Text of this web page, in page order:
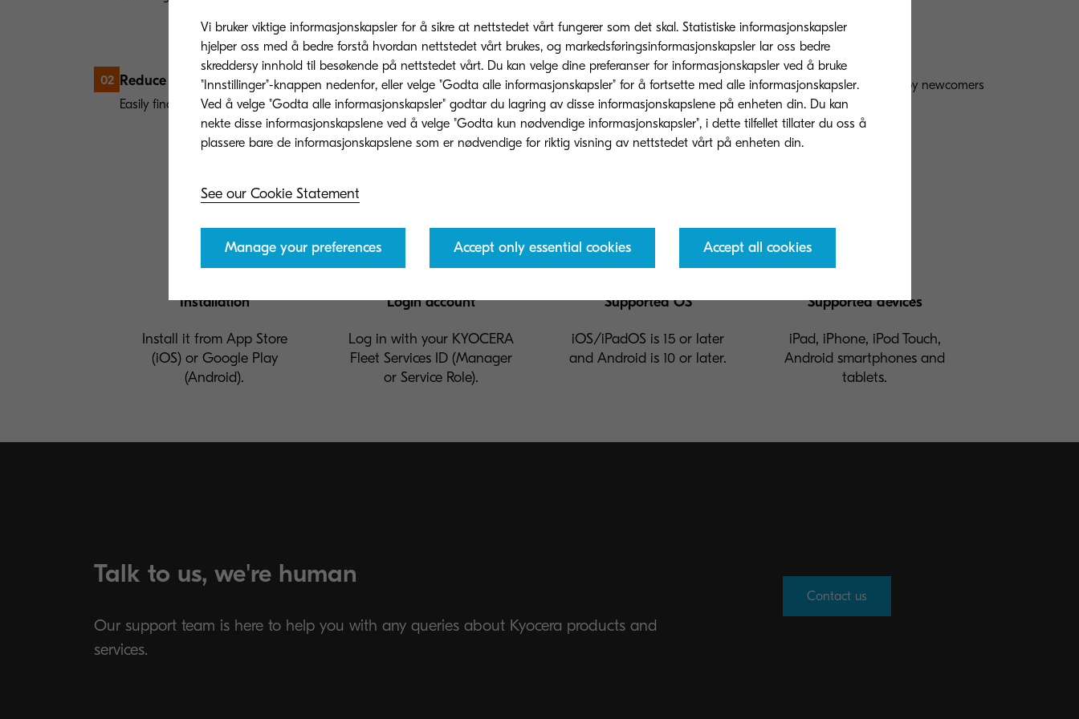
02 Reduce information retrieval time
Easily find the information you want by searching comprehensively on it.
04 Learning
Helpfully to get a basic knowledge that should be acquired by newcomers
with little experience.
Installation
Install it from App Store
(iOS) or Google Play
(Android).
Login account
Log in with your KYOCERA
Fleet Services ID (Manager
or Service Role).
Supported OS
iOS/iPadOS is 15 or later
and Android is 10 or later.
Supported devices
iPad, iPhone, iPod Touch,
Android smartphones and
tablets.
Talk to us, we're human
Our support team is here to help you with any queries about Kyocera products and
services.
Contact us
Vi bruker viktige informasjonskapsler for å sikre at nettstedet vårt fungerer som det skal. Statistiske informasjonskapsler
hjelper oss med å bedre forstå hvordan nettstedet vårt brukes, og markedsføringsinformasjonskapsler lar oss bedre
skreddersy innhold til besøkende på nettstedet vårt. Du kan velge dine preferanser for informasjonskapsler ved å bruke
"Innstillinger"-knappen nedenfor, eller velge "Godta alle informasjonskapsler" for å fortsette med alle informasjonskapsler.
Ved å velge "Godta alle informasjonskapsler" godtar du lagring av disse informasjonskapslene på enheten din. Du kan
nekte disse informasjonskapslene ved å velge "Godta kun nødvendige informasjonskapsler", i dette tilfellet tillater du oss å
plassere bare de informasjonskapslene som er nødvendige for riktig visning av nettstedet vårt på enheten din.
See our Cookie Statement
Manage your preferences Accept only essential cookies Accept all cookies